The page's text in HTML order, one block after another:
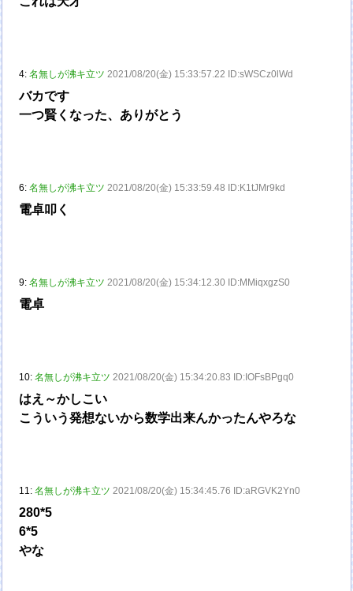
4:名無しが沸キ立ツ 2021/08/20(金) 15:33:57.22 ID:sWSCz0lWd
バカです
一つ賢くなった、ありがとう
6:名無しが沸キ立ツ 2021/08/20(金) 15:33:59.48 ID:K1tJMr9kd
電卓叩く
9:名無しが沸キ立ツ 2021/08/20(金) 15:34:12.30 ID:MMiqxgzS0
電卓
10:名無しが沸キ立ツ 2021/08/20(金) 15:34:20.83 ID:IOFsBPgq0
はえ～かしこい
こういう発想ないから数学出来んかったんやろな
11:名無しが沸キ立ツ 2021/08/20(金) 15:34:45.76 ID:aRGVK2Yn0
280*5
6*5
やな